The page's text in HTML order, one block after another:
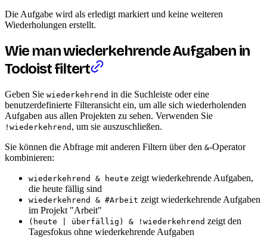
Die Aufgabe wird als erledigt markiert und keine weiteren
Wiederholungen erstellt.
Wie man wiederkehrende Aufgaben in
Todoist filtert
Geben Sie wiederkehrend in die Suchleiste oder eine
benutzerdefinierte Filteransicht ein, um alle sich wiederholenden
Aufgaben aus allen Projekten zu sehen. Verwenden Sie
!wiederkehrend , um sie auszuschließen.
Sie können die Abfrage mit anderen Filtern über den &-Operator
kombinieren:
wiederkehrend & heute zeigt wiederkehrende Aufgaben,
die heute fällig sind
wiederkehrend & #Arbeit zeigt wiederkehrende Aufgaben
im Projekt "Arbeit"
(heute | überfällig) & !wiederkehrend zeigt den
Tagesfokus ohne wiederkehrende Aufgaben